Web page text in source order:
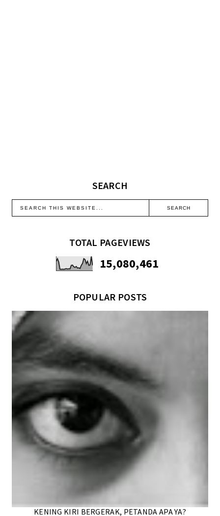
SEARCH
TOTAL PAGEVIEWS
15,080,461
POPULAR POSTS
KENING KIRI BERGERAK, PETANDA APA YA?